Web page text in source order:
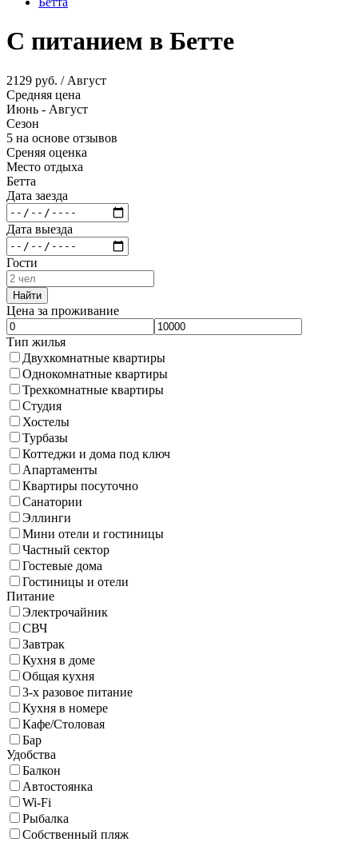
С питанием в Бетте
2129 руб. / Август
Средняя цена
Июнь - Август
Сезон
5 на основе отзывов
Среняя оценка
Место отдыха
Бетта
Дата заезда
Дата выезда
Гости
Найти
Цена за проживание
Тип жилья
Двухкомнатные квартиры
Однокомнатные квартиры
Трехкомнатные квартиры
Студия
Хостелы
Турбазы
Коттеджи и дома под ключ
Апартаменты
Квартиры посуточно
Санатории
Эллинги
Мини отели и гостиницы
Частный сектор
Гостевые дома
Гостиницы и отели
Питание
Электрочайник
СВЧ
Завтрак
Кухня в доме
Общая кухня
3-х разовое питание
Кухня в номере
Кафе/Столовая
Бар
Удобства
Балкон
Автостоянка
Wi-Fi
Рыбалка
Собственный пляж